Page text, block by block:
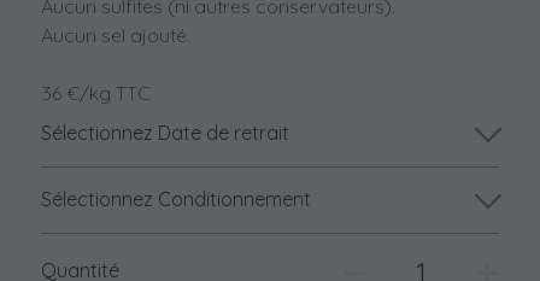
Aucun sulfites (ni autres conservateurs).
Aucun sel ajouté.
36 €/kg TTC
Sélectionnez Date de retrait
Sélectionnez Conditionnement
Quantité